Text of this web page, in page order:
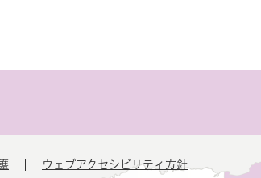
ウェブアクセシビリティ方針